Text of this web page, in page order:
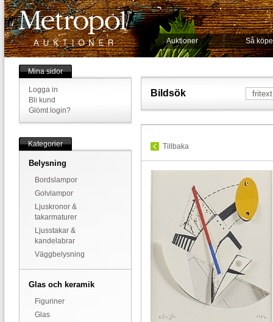
Auktioner Så
Mina sidor
Logga in
Bli kund
Glömt login?
Kategorier
Belysning
Bordslampor
Golvlampor
Ljuskronor &
takarmaturer
Ljusstakar &
kandelabrar
Väggbelysning
Glas och keramik
Figuriner
Glas
Bildsök
Tillbaka